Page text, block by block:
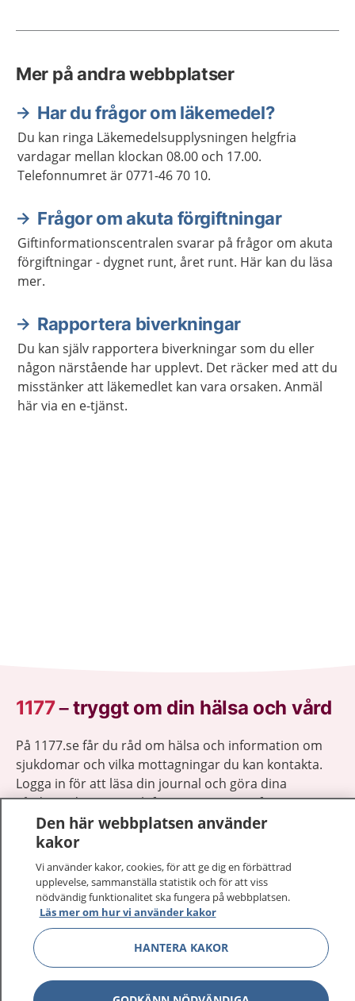
Mer på andra webbplatser
Har du frågor om läkemedel?
Du kan ringa Läkemedelsupplysningen helgfria
vardagar mellan klockan 08.00 och 17.00.
Telefonnumret är 0771-46 70 10.
Frågor om akuta förgiftningar
Giftinformationscentralen svarar på frågor om akuta
förgiftningar - dygnet runt, året runt. Här kan du läsa
mer.
Rapportera biverkningar
Du kan själv rapportera biverkningar som du eller
någon närstående har upplevt. Det räcker med att du
misstänker att läkemedlet kan vara orsaken. Anmäl
här via en e-tjänst.
1177–tryggt om din hälsa och vård
På 1177.se får du råd om hälsa och information om
sjukdomar och vilka mottagningar du kan kontakta.
Logga in för att läsa din journal och göra dina
vårdärenden. Ring telefonnummer 1177 för
sjukvårdsrådgivning dygnet runt.
1177 ger dig råd när du vill må bättre.
1177 på flera språk Visa
Om 1177 Visa
Den här webbplatsen använder
kakor
Vi använder kakor, cookies, för att ge dig en förbättrad
upplevelse, sammanställa statistik och för att viss
nödvändig funktionalitet ska fungera på webbplatsen.
Läs mer om hur vi använder kakor
HANTERA KAKOR